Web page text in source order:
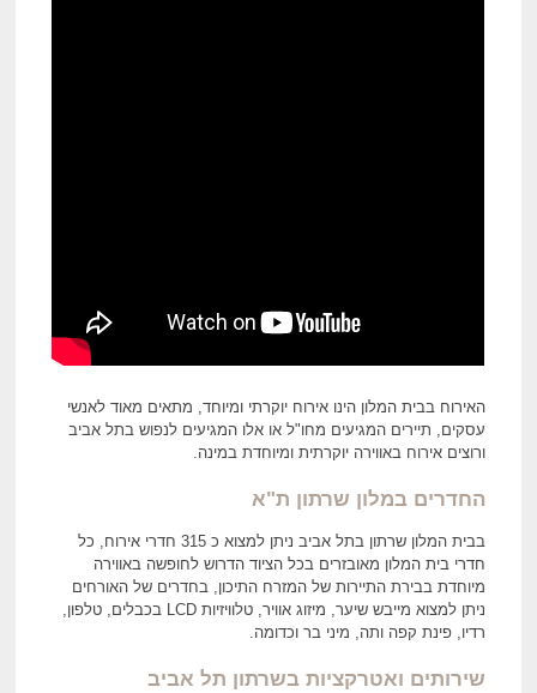
האירוח בבית המלון הינו אירוח יוקרתי ומיוחד, מתאים מאוד לאנשי
עסקים, תיירים המגיעים מחו"ל או אלו המגיעים לנפוש בתל אביב
ורוצים אירוח באווירה יוקרתית ומיוחדת במינה.
החדריםבמלון שרתון ת"א
בבית המלון שרתון בתל אביב ניתן למצוא כ 315 חדרי אירוח, כל
חדרי בית המלון מאובזרים בכל הציוד הדרוש לחופשה באווירה
מיוחדת בבירת התיירות של המזרח התיכון, בחדרים של האורחים
ניתן למצוא מייבש שיער, מיזוג אוויר, טלוויזיות LCD בכבלים, טלפון,
רדיו, פינת קפה ותה, מיני בר וכדומה.
שירותים ואטרקציותבשרתון תל אביב